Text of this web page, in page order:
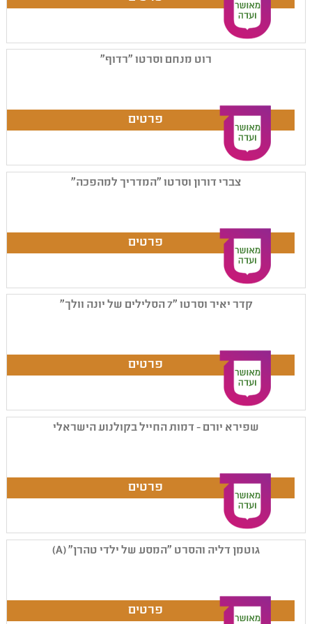
רוט מנחם וסרטו "רדוף"
צברי דורון וסרטו "המדריך למהפכה"
קדר יאיר וסרטו "7 הסלילים של יונה וולך"
שפירא יורם - דמות החייל בקולנוע הישראלי
גוטמן דליה והסרט "המסע של ילדי טהרן" (A)